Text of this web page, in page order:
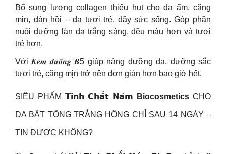
Bổ sung lượng collagen thiếu hụt cho da ẩm, căng
mịn, đàn hồi – da tươi trẻ, đầy sức sống. Góp phần
nuôi dưỡng làn da trắng sáng, đều màu hơn và tươi
trẻ hơn.
Với 𝑲𝒆𝒎 𝒅𝒖̛𝒐̛̃𝒏𝒈 𝑩5 giúp nàng dưỡng da, dưỡng sắc
tươi trẻ, căng mịn trở nên đơn giản hơn bao giờ hết.
SIÊU PHẨM 𝗧𝗶𝗻𝗵 𝗖𝗵𝗮̂́𝘁 𝗡𝗮́𝗺 Biocosmetics CHO
DA BẬT TÔNG TRẮNG HỒNG CHỈ SAU 14 NGÀY –
TIN ĐƯỢC KHÔNG?